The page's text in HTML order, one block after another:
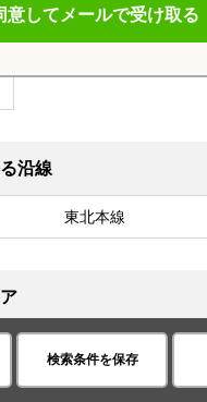
検索条件を保存
意してメールで受け取る
渋民駅
沿線
東北本線
大船渡市 北上市